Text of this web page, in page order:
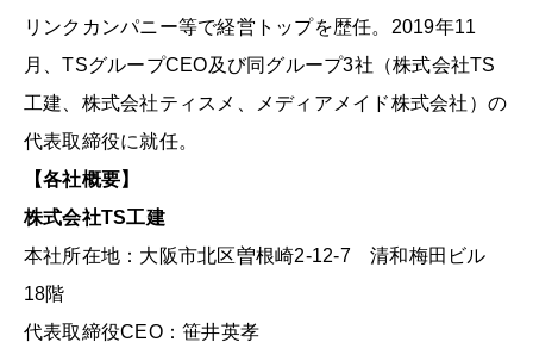
リンクカンパニー等で経営トップを歴任。2019年11
月、TSグループCEO及び同グループ3社（株式会社TS
工建、株式会社ティスメ、メディアメイド株式会社）の
代表取締役に就任。
【各社概要】
株式会社TS工建
本社所在地：大阪市北区曽根崎2-12-7 清和梅田ビル
18階
代表取締役CEO：笹井英孝